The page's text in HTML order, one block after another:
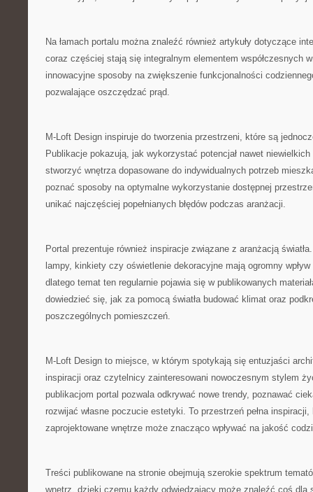
Na łamach portalu można znaleźć również artykuły dotyczące
coraz częściej stają się integralnym elementem współczesnych
innowacyjne sposoby na zwiększenie funkcjonalności
pozwalające oszczędzać prąd.
M-Loft Design inspiruje do tworzenia przestrzeni, które są
Publikacje pokazują, jak wykorzystać potencjał nawet
stworzyć wnętrza dopasowane do indywidualnych potrzeb
poznać sposoby na optymalne wykorzystanie dostępnej
unikać najczęściej popełnianych błędów podczas aranżacji.
Portal prezentuje również inspiracje związane z aranżacją
lampy, kinkiety czy oświetlenie dekoracyjne mają ogromny wpływ
dlatego temat ten regularnie pojawia się w publikowanych
dowiedzieć się, jak za pomocą światła budować klimat oraz
poszczególnych pomieszczeń.
M-Loft Design to miejsce, w którym spotykają się entuzjaści
inspiracji oraz czytelnicy zainteresowani nowoczesnym stylem
publikacjom portal pozwala odkrywać nowe trendy, poznawać
rozwijać własne poczucie estetyki. To przestrzeń pełna
zaprojektowane wnętrze może znacząco wpływać na jakość
Treści publikowane na stronie obejmują szerokie spektrum
wnętrz, dzięki czemu każdy odwiedzający może znaleźć coś dla